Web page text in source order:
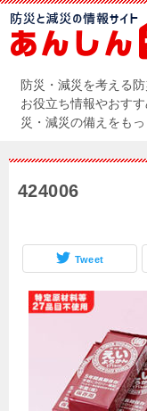
防災・減災を考える
お役立ち情報やおす
災・減災の備えをもっ
424006
Tweet